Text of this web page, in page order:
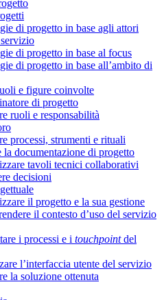
di progetto in base agli attori
di progetto in base al focus
di progetto in base all’ambito di
e figure coinvolte
di progetto
ruoli e responsabilità
processi, strumenti e rituali
la documentazione di progetto
tavoli tecnici collaborativi
decisioni
il progetto e la sua gestione
il contesto d’uso del servizio
i processi e i touchpointdel
l’interfaccia utente del servizio
la soluzione ottenuta